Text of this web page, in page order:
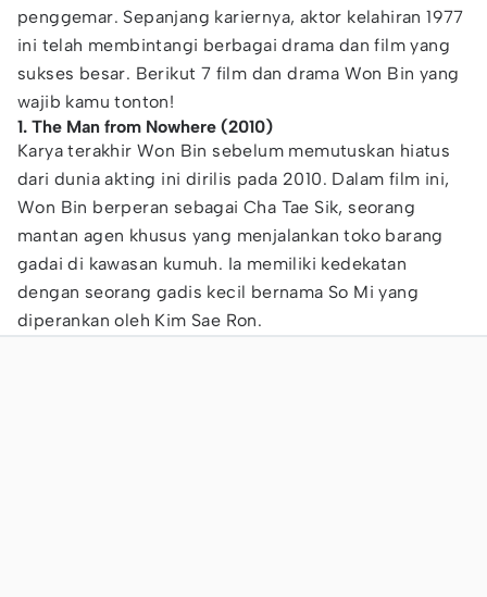
penggemar. Sepanjang kariernya, aktor kelahiran 1977
ini telah membintangi berbagai drama dan film yang
sukses besar. Berikut 7 film dan drama Won Bin yang
wajib kamu tonton!
1. The Man from Nowhere (2010)
Karya terakhir Won Bin sebelum memutuskan hiatus
dari dunia akting ini dirilis pada 2010. Dalam film ini,
Won Bin berperan sebagai Cha Tae Sik, seorang
mantan agen khusus yang menjalankan toko barang
gadai di kawasan kumuh. Ia memiliki kedekatan
dengan seorang gadis kecil bernama So Mi yang
diperankan oleh Kim Sae Ron.